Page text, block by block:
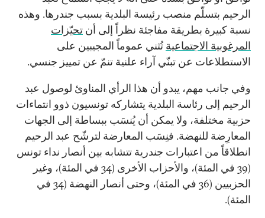
الرحيم بتسلّم منصب رئيسة البلدية بسبب جندرها. وهذه
نسبة كبيرة بطريقة مفاجئة نظراً إلى أن تحيّزات
المرغوبية الاجتماعية تُثني عموماً المجيبين على
الاستطلاعات عن تبنّي آراء علنية تنمّ عن تمييز جنسي.
وفي جانب مهم، يبدو أن هذا الرأي المناوئ لوصول عبد
الرحيم إلى رئاسة البلدية يتشاركه تونسيون ذوو انتماءات
حزبية مختلفة، ولا يمكن أن يُنسَب ببساطة إلى الجهات
المعارِضة للنهضة. فنِسَب المعارضة لترشّح عبد الرحيم
انطلاقاً من اعتبارات جندرية تتشابه بين أنصار نداء تونس
(39 في المئة)، والأحزاب الأخرى (34 في المئة)، وغير
الحزبيين (36 في المئة)، وحتى أنصار النهضة (34 في
المئة).